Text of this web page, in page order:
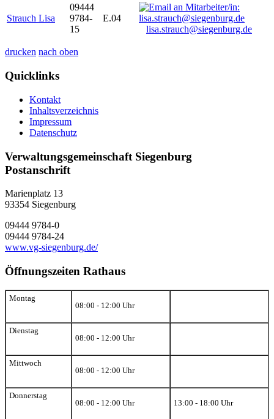
Strauch Lisa
09444
9784-
15
E.04
lisa.strauch@siegenburg.de
drucken nach oben
Quicklinks
Kontakt
Inhaltsverzeichnis
Impressum
Datenschutz
Verwaltungsgemeinschaft Siegenburg
Postanschrift
Marienplatz 13
93354 Siegenburg
09444 9784-0
09444 9784-24
www.vg-siegenburg.de/
Öffnungszeiten Rathaus
Montag
08:00 - 12:00 Uhr
Dienstag
08:00 - 12:00 Uhr
Mittwoch
08:00 - 12:00 Uhr
Donnerstag
08:00 - 12:00 Uhr
13:00 - 18:00 Uhr